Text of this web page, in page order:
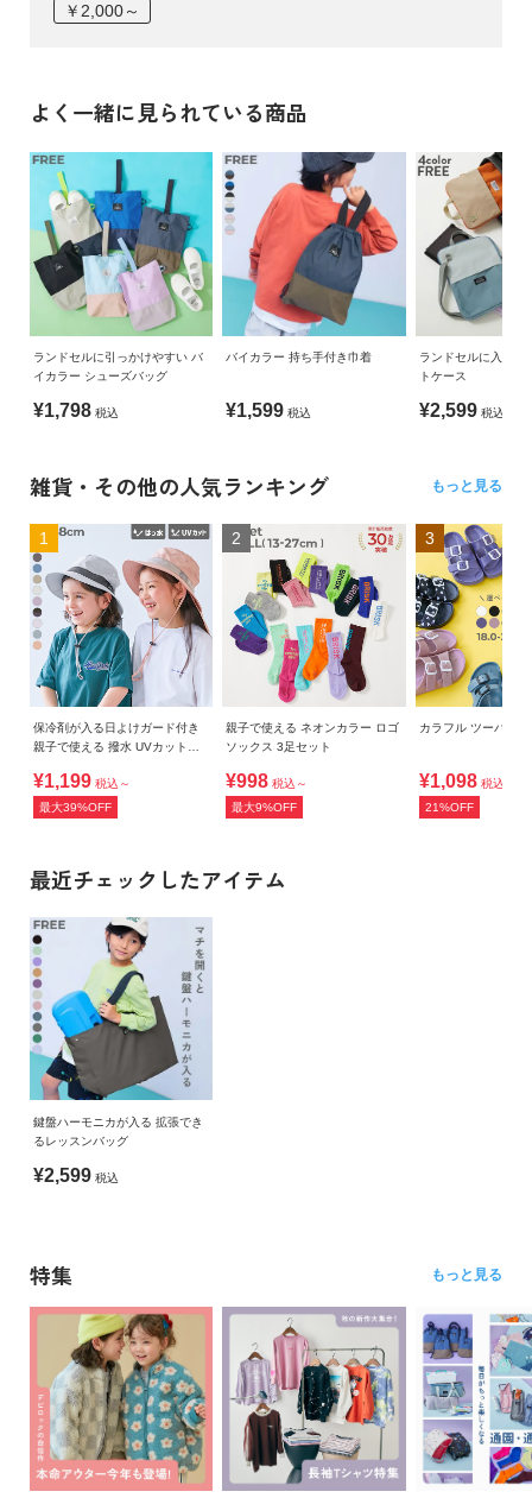
￥2,000～
よく一緒に見られている商品
ランドセルに引っかけやすい バ
イカラー シューズバッグ
¥1,798 税込
バイカラー 持ち手付き巾着
¥1,599 税込
ランドセルに入る
トケース
¥2,599 税込
雑貨・その他の人気ランキング もっと見る
1
保冷剤が入る日よけガード付き
親子で使える 撥水 UVカットフ
¥1,199 税込～
最大39%OFF
2
親子で使える ネオンカラー ロゴ
ソックス 3足セット
¥998 税込～
最大9%OFF
3
カラフル ツーバン
¥1,098 税込
21%OFF
最近チェックしたアイテム
鍵盤ハーモニカが入る 拡張でき
るレッスンバッグ
¥2,599 税込
特集 もっと見る